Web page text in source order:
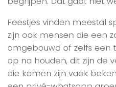
Feestjes vinden meestal
zijn ook mensen die een
omgebouwd of zelfs een
op na houden, dit zijn de
die komen zijn vaak